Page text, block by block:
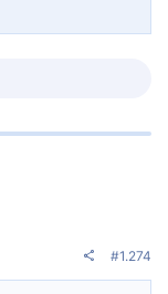
#1.274